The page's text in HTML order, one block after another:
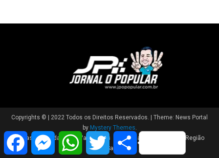
Copyrights © | 2022 Todos os Direitos Reservados.
Theme: News Portal
by Mystery Themes.
Brasil
Cidade Variedades Polícia
Região
Saúde
FacebookMessengerWhatsAppTwitter Share